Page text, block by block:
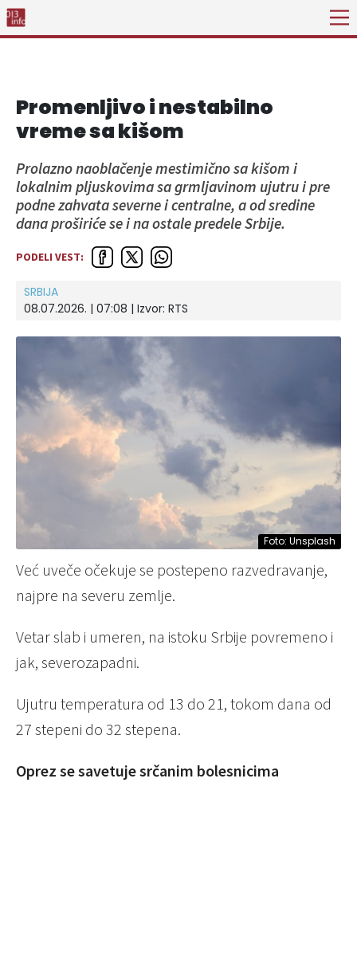
Promenljivo i nestabilno
vreme sa kišom
Prolazno naoblačenje mestimično sa kišom i
lokalnim pljuskovima sa grmljavinom ujutru i pre
podne zahvata severne i centralne, a od sredine
dana proširiće se i na ostale predele Srbije.
PODELI VEST:
SRBIJA
08.07.2026. | 07:08 | Izvor: RTS
Foto: Unsplash
Već uveče očekuje se postepeno razvedravanje,
najpre na severu zemlje.
Vetar slab i umeren, na istoku Srbije povremeno i
jak, severozapadni.
Ujutru temperatura od 13 do 21, tokom dana od
27 stepeni do 32 stepena.
Oprez se savetuje srčanim bolesnicima